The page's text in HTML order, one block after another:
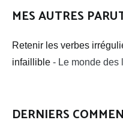
MES AUTRES
Retenir les verbes
infaillible - Le monde des
DERNIERS